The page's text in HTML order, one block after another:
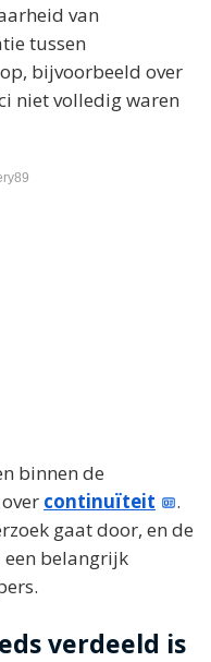
van
tussen
bijvoorbeeld over
niet volledig waren
binnen de
continuïteit
.
gaat door, en de
een belangrijk
verdeeld is